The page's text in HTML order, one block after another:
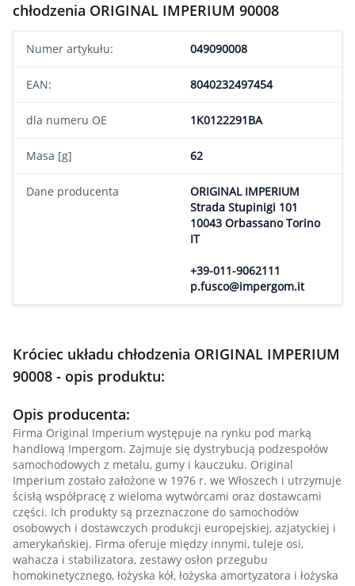
chłodzenia ORIGINAL IMPERIUM 90008
Numer artykułu: 049090008
EAN: 8040232497454
dla numeru OE 1K0122291BA
Masa [g] 62
Dane producenta
ORIGINAL IMPERIUM
Strada Stupinigi 101
10043 Orbassano Torino
IT
+39-011-9062111
p.fusco@impergom.it
Króciec układu chłodzenia ORIGINAL IMPERIUM
90008 - opis produktu:
Opis producenta:
Firma Original Imperium występuje na rynku pod marką
handlową Impergom. Zajmuje się dystrybucją podzespołów
samochodowych z metalu, gumy i kauczuku. Original
Imperium zostało założone w 1976 r. we Włoszech i utrzymuje
ścisłą współpracę z wieloma wytwórcami oraz dostawcami
części. Ich produkty są przeznaczone do samochodów
osobowych i dostawczych produkcji europejskiej, azjatyckiej i
amerykańskiej. Firma oferuje między innymi, tuleje osi,
wahacza i stabilizatora, zestawy osłon przegubu
homokinetycznego, łożyska kół, łożyska amortyzatora i łożyska